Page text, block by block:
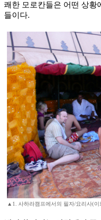
쾌한 모로칸들은 어떤 상황
들이다.
▲1. 사하라캠프에서의 필자/요리사(이